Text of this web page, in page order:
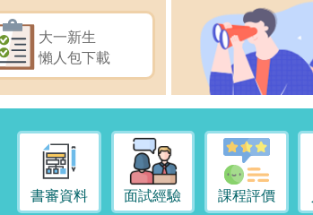
大一新生
懶人包下載
書審資料 面試經驗 課程評價